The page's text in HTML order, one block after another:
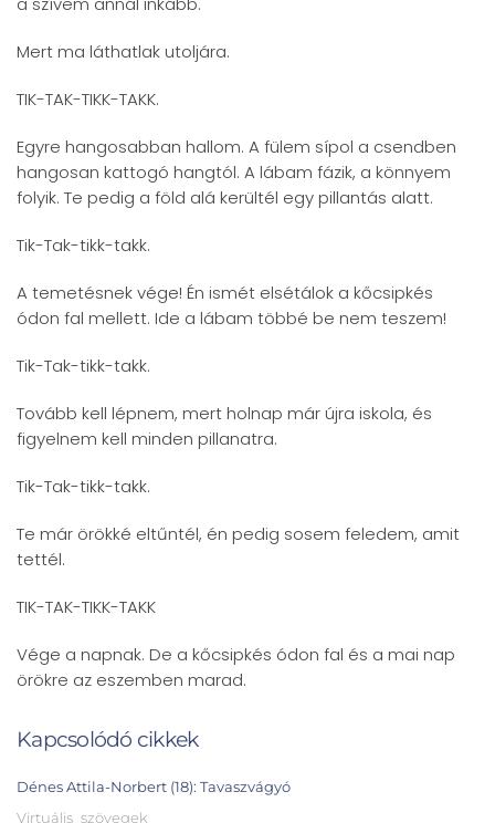
Mert ma láthatlak utoljára.
TIK-TAK-TIKK-TAKK.
Egyre hangosabban hallom. A fülem sípol a csendben
hangosan kattogó hangtól. A lábam fázik, a könnyem
folyik. Te pedig a föld alá kerültél egy pillantás alatt.
Tik-Tak-tikk-takk.
A temetésnek vége! Én ismét elsétálok a kőcsipkés
ódon fal mellett. Ide a lábam többé be nem teszem!
Tik-Tak-tikk-takk.
Tovább kell lépnem, mert holnap már újra iskola, és
figyelnem kell minden pillanatra.
Tik-Tak-tikk-takk.
Te már örökké eltűntél, én pedig sosem feledem, amit
tettél.
TIK-TAK-TIKK-TAKK
Vége a napnak. De a kőcsipkés ódon fal és a mai nap
örökre az eszemben marad.
Kapcsolódó cikkek
Dénes Attila-Norbert (18): Tavaszvágyó
Virtuális_szövegek